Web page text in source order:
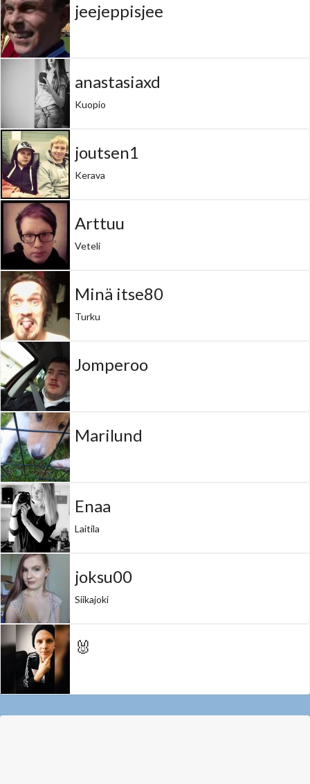
jeejeppisjee
anastasiaxd
Kuopio
joutsen1
Kerava
Arttuu
Veteli
Minä itse80
Turku
Jomperoo
Marilund
Enaa
Laitila
joksu00
Siikajoki
🐰